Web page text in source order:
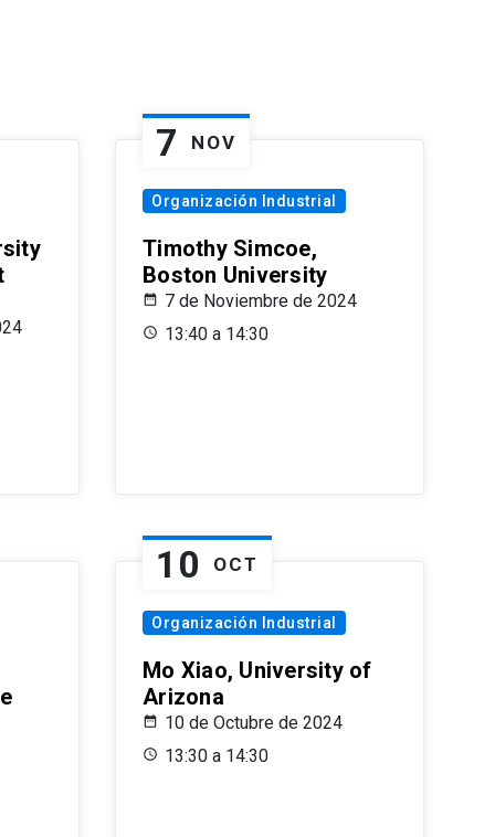
7 NOV
Organización Industrial
Timothy Simcoe,
Boston University
7 de Noviembre de 2024
13:40 a 14:30
10 OCT
Organización Industrial
Mo Xiao, University of
Arizona
10 de Octubre de 2024
13:30 a 14:30